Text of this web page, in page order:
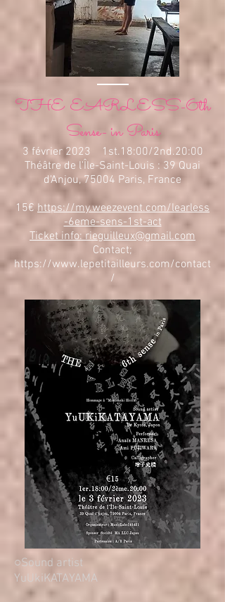
THE EARLESS-6th
Sense- in Paris
3 février 2023 1st.18:00/2nd.20:00
Théâtre de l'Île-Saint-Louis : 39 Quai
d'Anjou, 75004 Paris, France
15€ https://my.weezevent.com/learless
-6eme-sens-1st-act
Ticket info:rieguilleux@gmail.com
Contact;
https://www.lepetitailleurs.com/contact
/
○Sound artist
YuUkiKATAYAMA